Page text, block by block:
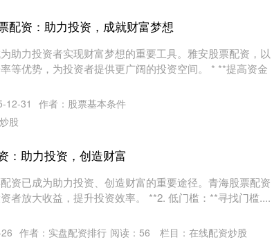
配资：助力投资，成就财富梦想
助力投资者实现财富梦想的重要工具。雅安股票配资，以
等优势，为投资者提供更广阔的投资空间。 * **提高资金
12-31
作者：股票基本条件
股
：助力投资，创造财富
资已成为助力投资、创造财富的重要途径。青海股票配资
者放大收益，提升投资效率。 **2. 低门槛：**寻找门槛....
作者：实盘配资排行 阅读： 56 栏目： 在线配资炒股